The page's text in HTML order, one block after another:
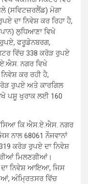
(ਸਵਿਟਜ਼ਰਲੈਂਡ) ਮੋਗਾ
ਦਾ ਨਿਵੇਸ਼ ਕਰ ਰਿਹਾ ਹੈ,
ਲੁਧਿਆਣਾ ਵਿਖੇ
ਫਰੂਡੇਨਬਰਗ,
ਵਿੱਚ 338 ਕਰੋੜ ਰੁਪਏ
ਨਗਰ ਵਿਖੇ
ਕਰ ਰਹੀ ਹੈ,
ਰੁਪਏ ਅਤੇ ਕਾਰਗਿਲ
ਪਸ਼ੂ ਖੁਰਾਕ ਲਈ 160
ਕਿ ਐਸ.ਏ.ਐਸ. ਨਗਰ
ਨਾਲ 68061 ਨੌਜਵਾਨਾਂ
ਕਰੋੜ ਰੁਪਏ ਦਾ ਨਿਵੇਸ਼
ਮਿਲਣਗੀਆਂ।
ਦਾ ਨਿਵੇਸ਼ ਆਇਆ, ਜਿਸ
ਅੰਮ੍ਰਿਤਸਰ ਵਿੱਚ